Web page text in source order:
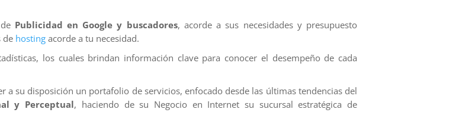
Publicidad en Google y buscadores, acorde a sus necesidades y presupuesto
de hosting acorde a tu necesidad.
los cuales brindan información clave para conocer el desempeño de cada
a su disposición un portafolio de servicios, enfocado desde las últimas tendencias del
y Perceptual, haciendo de su Negocio en Internet su sucursal estratégica de